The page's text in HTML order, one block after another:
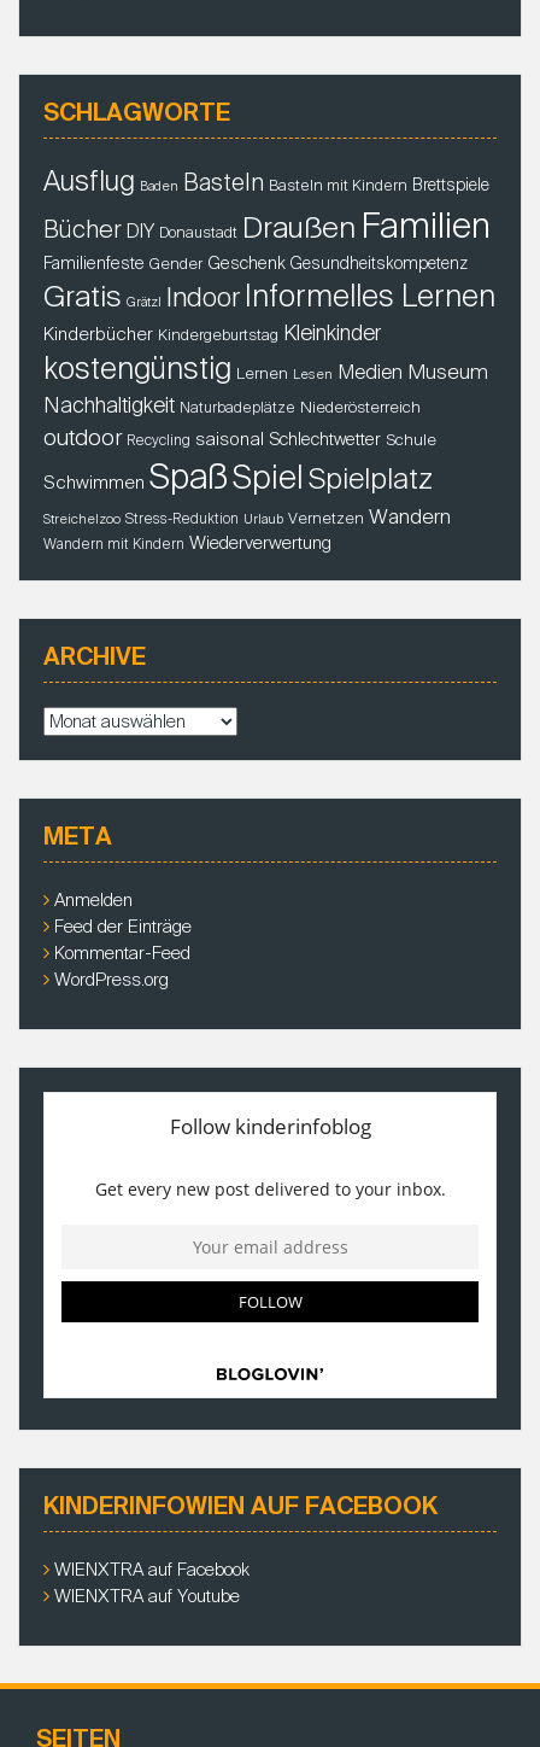
SCHLAGWORTE
Ausflug Baden Basteln Basteln mit Kindern Brettspiele
BücherDIY Donaustadt Draußen Familien
Familienfeste Gender Geschenk Gesundheitskompetenz
Gratis Grätzl Indoor Informelles Lernen
Kinderbücher Kindergeburtstag Kleinkinder
kostengünstig Lernen Lesen Medien Museum
Nachhaltigkeit Naturbadeplätze Niederösterreich
outdoor Recycling saisonal Schlechtwetter Schule
Schwimmen SpaßSpiel Spielplatz
Streichelzoo Stress-Reduktion Urlaub Vernetzen Wandern
Wandern mit Kindern Wiederverwertung
ARCHIVE
A
r
h
v
e
META
Anmelden
Feed der Einträge
Kommentar-Feed
WordPress.org
KINDERINFOWIEN AUF FACEBOOK
WIENXTRA auf Facebook
WIENXTRA auf Youtube
SEITEN